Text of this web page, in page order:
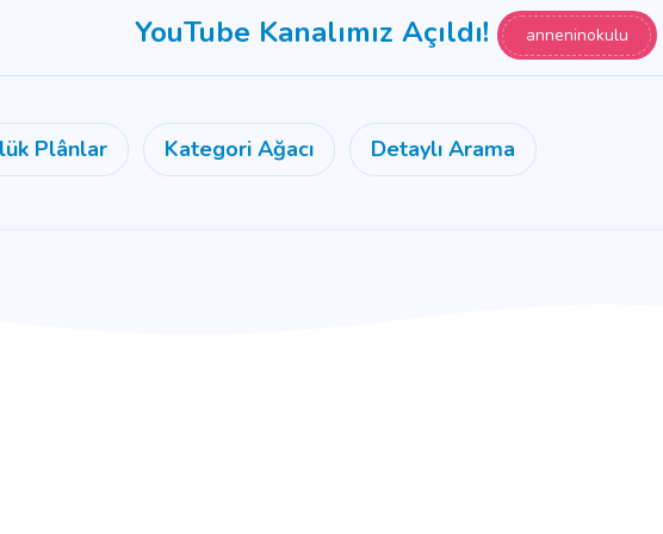
YouTube Kanalımız Açıldı! anneninokulu
Plânlar Kategori Ağacı Detaylı Arama